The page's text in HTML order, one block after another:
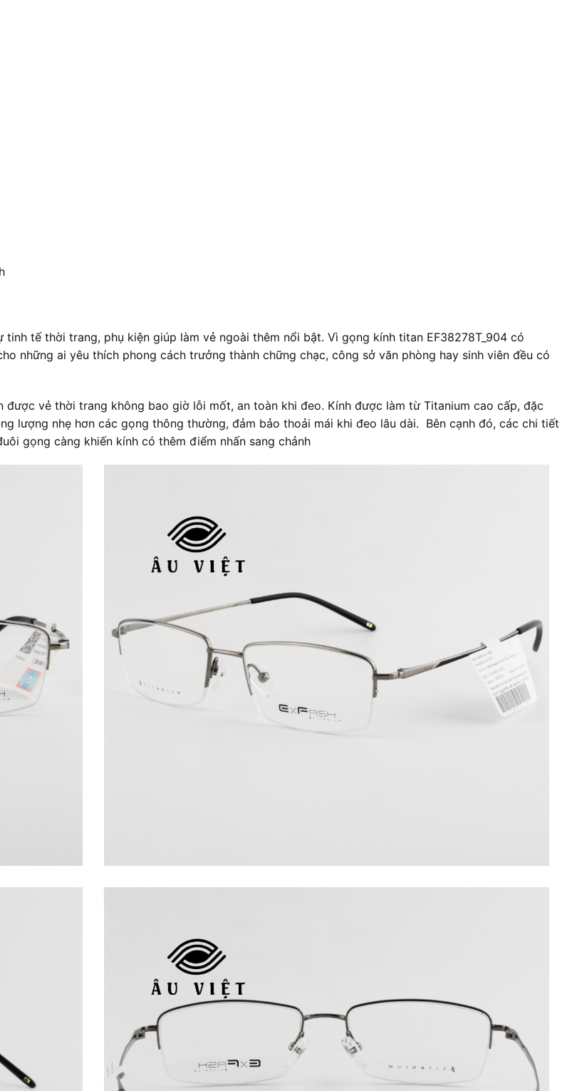
tế thời trang, phụ kiện giúp làm vẻ ngoài thêm nổi bật. Vì gọng kính titan EF38278T_904 có
những ai yêu thích phong cách trưởng thành chững chạc, công sở văn phòng hay sinh viên đều có
được vẻ thời trang không bao giờ lỗi mốt, an toàn khi đeo. Kính được làm từ Titanium cao cấp, đặc
lượng nhẹ hơn các gọng thông thường, đảm bảo thoải mái khi đeo lâu dài. Bên cạnh đó, các chi tiết
gọng càng khiến kính có thêm điểm nhấn sang chảnh